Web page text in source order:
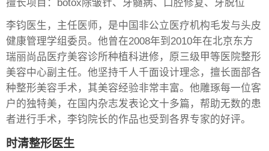
擅长项目：botox除皱针、牙髓病、口腔修复、牙脱位
李钧医生，主任医师，是中国非公立医疗机构毛发与头皮
健康管理学组委员。他曾在2008年到2010年在北京东方
瑞丽尚品医疗美容诊所种植科进修，原三级甲等医院整形
美容中心副主任。他坚持千人千面设计理念，擅长面部各
种整形美容手术，其美容经验非常丰富。他雕琢每一位客
户的独特美，在国内杂志发表论文十多篇，帮助无数的患
者进行手术，李钧院长的作品也受到各界专家的好评。
时清整形医生